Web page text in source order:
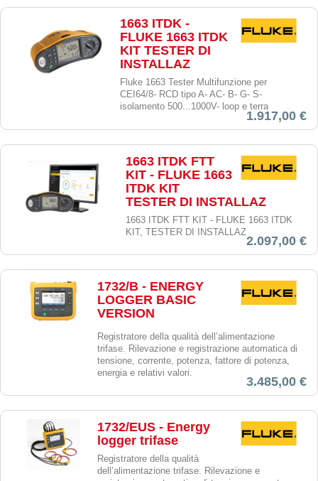
1663 ITDK -
FLUKE 1663 ITDK
KIT TESTER DI
INSTALLAZ
Fluke 1663 Tester Multifunzione per
CEI64/8- RCD tipo A- AC- B- G- S-
isolamento 500...1000V- loop e terra
1.917,00 €
1663 ITDK FTT
KIT - FLUKE 1663
ITDK KIT
TESTER DI INSTALLAZ
1663 ITDK FTT KIT - FLUKE 1663 ITDK
KIT, TESTER DI INSTALLAZ
2.097,00 €
1732/B - ENERGY
LOGGER BASIC
VERSION
Registratore della qualità dell’alimentazione
trifase. Rilevazione e registrazione automatica di
tensione, corrente, potenza, fattore di potenza,
energia e relativi valori.
3.485,00 €
1732/EUS - Energy
logger trifase
Registratore della qualità
dell’alimentazione trifase. Rilevazione e